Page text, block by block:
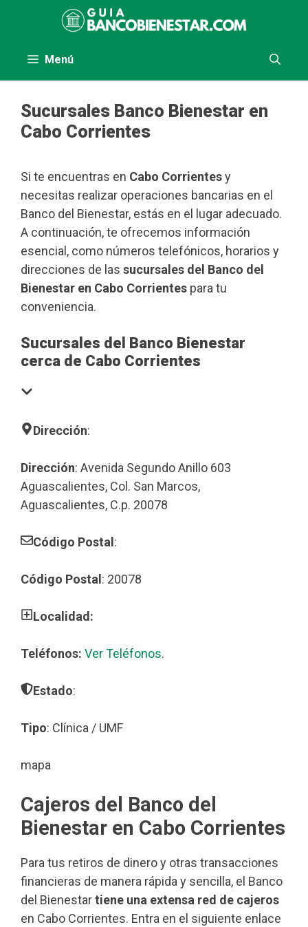
Menú
Sucursales Banco Bienestar en
Cabo Corrientes
Si te encuentras en Cabo Corrientesy
necesitas realizar operaciones bancarias en el
Banco del Bienestar, estás en el lugar adecuado.
A continuación, te ofrecemos información
esencial, como números telefónicos, horarios y
direcciones de las sucursales del Banco del
Bienestar en Cabo Corrientes para tu
conveniencia.
Sucursales del Banco Bienestar
cerca de Cabo Corrientes
Dirección:
Dirección: Avenida Segundo Anillo 603
Aguascalientes, Col. San Marcos,
Aguascalientes, C.p. 20078
Código Postal :
Código Postal : 20078
Localidad:
Teléfonos: Ver Teléfonos.
Estado:
Tipo: Clínica / UMF
mapa
Cajeros del Banco del
Bienestar en Cabo Corrientes
Para tus retiros de dinero y otras transacciones
financieras de manera rápida y sencilla, el Banco
del Bienestartiene una extensa red de cajeros
en Cabo Corrientes. Entra en el siguiente enlace